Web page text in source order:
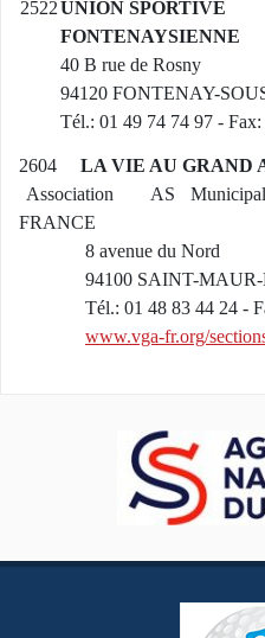
2522UNION SPORTIVE
FONTENAYSIENNE
40 B rue de Rosny
94120 FONTENAY-
Tél.: 01 49 74 74 97 -
2604LA VIE AU
Association AS
FRANCE
8 avenue du Nord
94100 SAINT-MAUR-
Tél.: 01 48 83 44 24 -
www.vga-fr.org/